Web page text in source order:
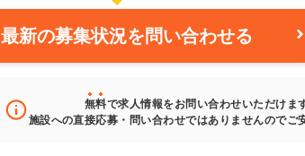
最新の募集状況を問い合わせる
無料で求人情報をお問い合わせいただけま
施設への直接応募・問い合わせではありませんのでご